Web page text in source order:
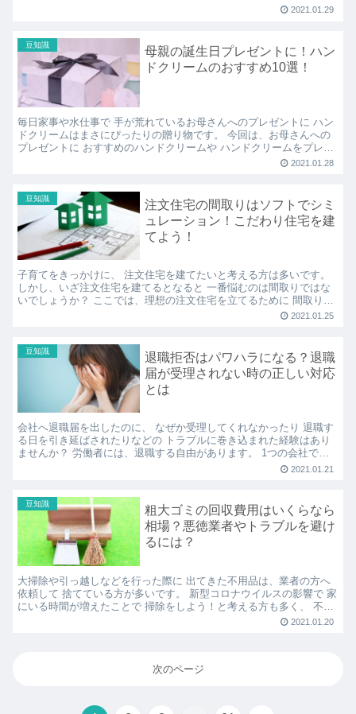
2021.01.29
豆知識
母親の誕生日プレゼントに！ハン
ドクリームのおすすめ10選！
毎日家事や水仕事で 手が荒れているお母さんへのプレゼントに ハン
ドクリームはまさにぴったりの贈り物です。 今回は、お母さんへの
プレゼントに おすすめのハンドクリームや ハンドクリームをプレゼ
2021.01.28
豆知識
注文住宅の間取りはソフトでシミ
ュレーション！こだわり住宅を建
てよう！
子育てをきっかけに、 注文住宅を建てたいと考える方は多いです。
しかし、いざ注文住宅を建てるとなると 一番悩むのは間取りではな
いでしょうか？ ここでは、理想の注文住宅を立てるために 間取りを
2021.01.25
豆知識
退職拒否はパワハラになる？退職
届が受理されない時の正しい対応
とは
会社へ退職届を出したのに、 なぜか受理してくれなかったり 退職す
る日を引き延ばされたりなどの トラブルに巻き込まれた経験はあり
ませんか？ 労働者には、退職する自由があります。 1つの会社で永
2021.01.21
豆知識
粗大ゴミの回収費用はいくらなら
相場？悪徳業者やトラブルを避け
るには？
大掃除や引っ越しなどを行った際に 出てきた不用品は、業者の方へ
依頼して 捨てている方が多いです。 新型コロナウイルスの影響で 家
にいる時間が増えたことで 掃除をしよう！と考える方も多く、 不用
2021.01.20
次のページ